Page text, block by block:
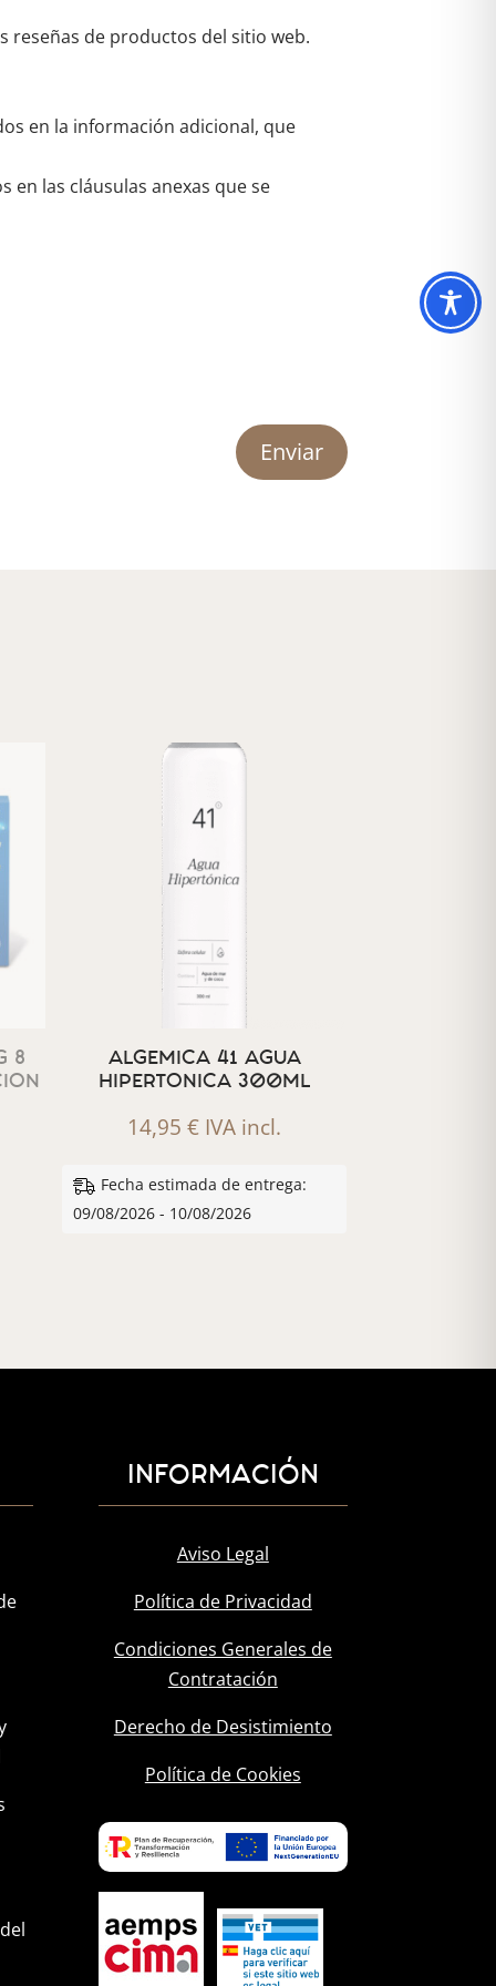
reseñas de productos del sitio web.
en la información adicional, que
las cláusulas anexas que se
Enviar
8
ALGEMICA 41 AGUA
HIPERTONICA 300ML
14,95€ IVA incl.
Fecha estimada de entrega:
09/08/2026 - 10/08/2026
INFORMACIÓN
Aviso Legal
Política de Privacidad
Condiciones Generales de
Contratación
Derecho de Desistimiento
Política de Cookies